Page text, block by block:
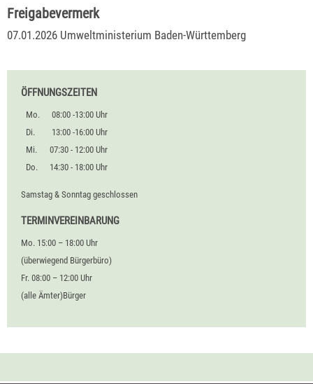
Freigabevermerk
07.01.2026 Umweltministerium Baden-Württemberg
ÖFFNUNGSZEITEN
Mo.
08:00 -13:00 Uhr
Di.
13:00 -16:00 Uhr
Mi.
07:30 - 12:00 Uhr
Do.
14:30 - 18:00 Uhr
Samstag & Sonntag geschlossen
TERMINVEREINBARUNG
Mo. 15:00 – 18:00 Uhr
(überwiegend Bürgerbüro)
Fr. 08:00 – 12:00 Uhr
(alle Ämter)Bürger